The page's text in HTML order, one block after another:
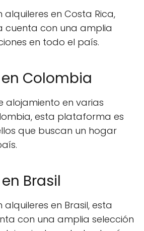
alquileres en Costa Rica,
con una amplia
en todo el país.
en Colombia
alojamiento en varias
esta plataforma es
que buscan un hogar
Brasil
alquileres en Brasil, esta
con una amplia selección